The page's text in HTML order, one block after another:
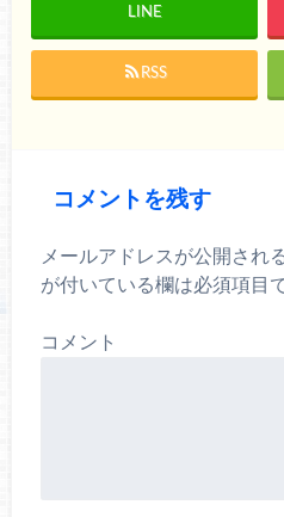
LINE
RSS
コメントを残す
メールアドレスが公開され
が付いている欄は必須項目
コメント